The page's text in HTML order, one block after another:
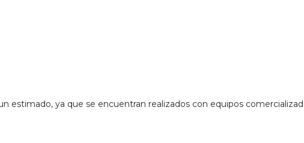
estimado, ya que se encuentran realizados con equipos